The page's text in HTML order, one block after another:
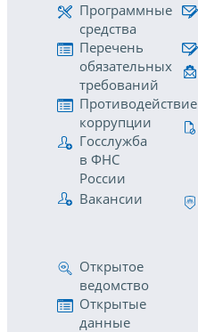
Программные
средства
Перечень
обязательных
требований
Противодействие
коррупции
Госслужба
в ФНС
России
Вакансии
Открытое
ведомство
Открытые
данные